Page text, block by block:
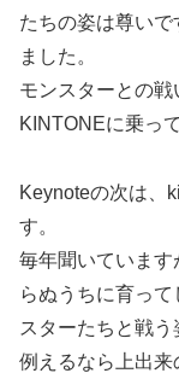
たちの姿は尊い
ました。
モンスターとの
KINTONEに乗っ
Keynoteの次は、
す。
毎年聞いています
らぬうちに育っ
スターたちと戦う
例えるなら上出来